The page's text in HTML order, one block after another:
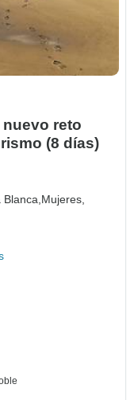
nuevo reto
(8 días)
Blanca,Mujeres,